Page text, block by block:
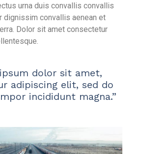
urna duis convallis convallis
dignissim convallis aenean et
Dolor sit amet consectetur
dolor sit amet,
adipiscing elit, sed do
incididunt magna.”